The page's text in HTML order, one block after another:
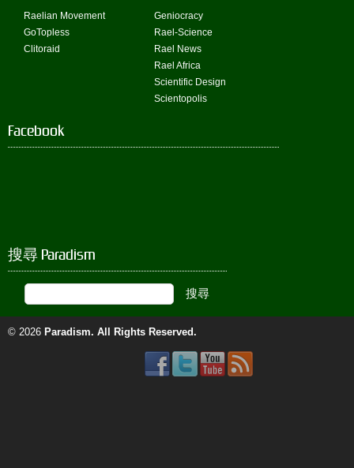
Raelian Movement
GoTopless
Clitoraid
Geniocracy
Rael-Science
Rael News
Rael Africa
Scientific Design
Scientopolis
Facebook
搜尋 Paradism
© 2026 Paradism. All Rights Reserved.